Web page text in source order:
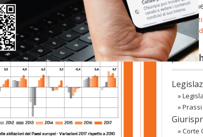
〉
»
»Prassi
»Corte